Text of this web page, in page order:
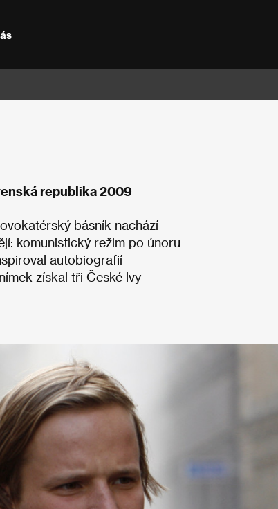
republika 2009
básník nachází
komunistický režim po únoru
autobiografií
získal tři České lvy